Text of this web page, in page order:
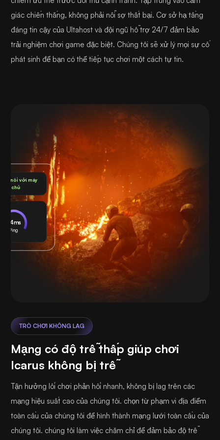
giác chiến thắng, không phải nỗi sợ thất bại. Cơ sở hạ tầng
đáng tin cậy của Ultahost và đội ngũ hỗ trợ 24/7 đảm bảo
trải nghiệm chơi game đặc biệt. Chúng tôi sẽ xử lý mọi sự cố
phát sinh để bạn có thể tiếp tục chơi một cách tự tin.
kết nối với máy
chủ
24ms
Ping
TRÒ CHƠI KHÔNG LAG
Mạng có độ trễ thấp giúp chơi
Icarus không bị trễ
Tận hưởng lối chơi phản hồi nhanh, không bị lag trên các
mạng hiệu suất cao của chúng tôi. chọn từ phạm vi địa điểm
toàn cầu của chúng tôi để hình thành mạng lưới toàn cầu của
chúng tôi. chúng tôi làm việc chăm chỉ để đảm bảo độ trễ